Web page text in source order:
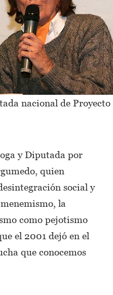
nacional de Proyecto
y Diputada por
quien
social y
la
como pejotismo
el 2001 dejó en el
que conocemos